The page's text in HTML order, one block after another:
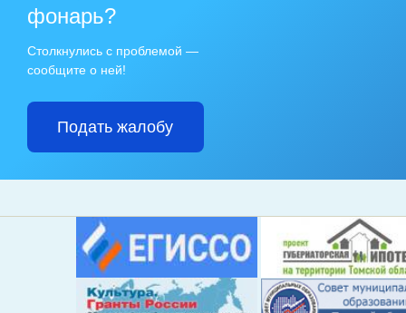
фонарь?
Столкнулись с проблемой —
сообщите о ней!
Подать жалобу